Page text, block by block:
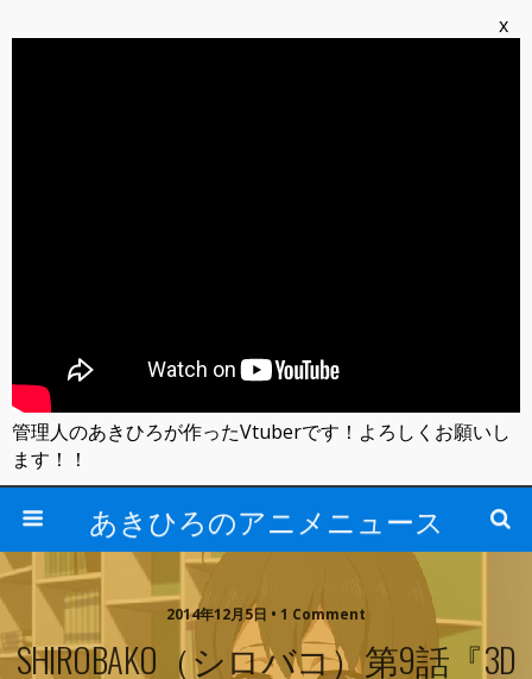
あきひろのアニメニュース
2014年12月5日 • 1 Comment
SHIROBAKO（シロバコ）第9話『3D
x
管理人のあきひろが作ったVtuberです！よろしくお願いし
ます！！